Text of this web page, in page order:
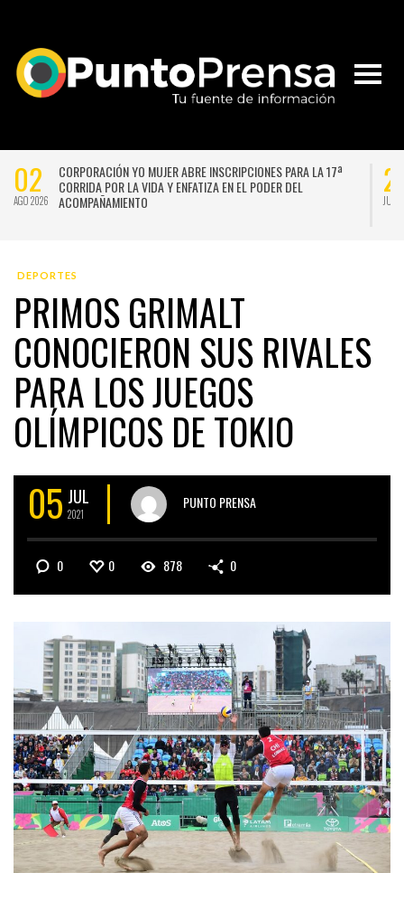
02
AGO 2026
CORPORACIÓN YO MUJER ABRE INSCRIPCIONES PARA LA 17ª
CORRIDA POR LA VIDA Y ENFATIZA EN EL PODER DEL
ACOMPAÑAMIENTO
JUL
DEPORTES
PRIMOS GRIMALT
CONOCIERON SUS RIVALES
PARA LOS JUEGOS
OLÍMPICOS DE TOKIO
05 JUL
2021
PUNTO PRENSA
0 0 878 0